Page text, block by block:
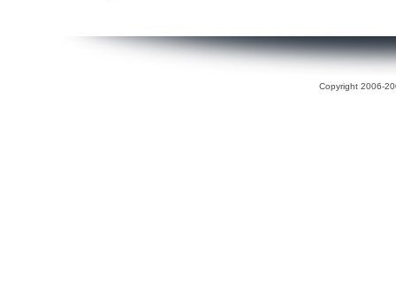
Copyright 2006-